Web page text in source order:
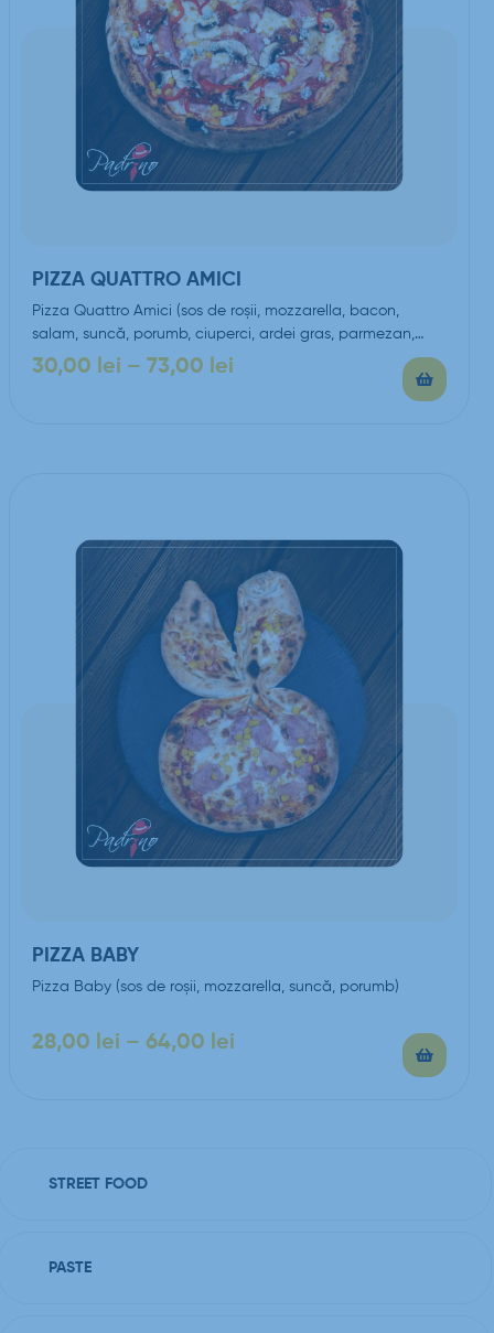
PIZZA QUATTRO AMICI
Pizza Quattro Amici (sos de roşii, mozzarella, bacon,
salam, suncă, porumb, ciuperci, ardei gras, parmezan,…
30,00 lei – 73,00 lei
PIZZA BABY
Pizza Baby (sos de roşii, mozzarella, suncă, porumb)
28,00 lei – 64,00 lei
STREET FOOD
PASTE